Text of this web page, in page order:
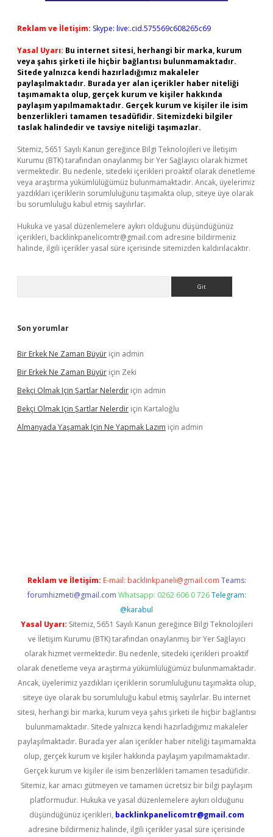
Reklam ve İletişim: Skype: live:.cid.575569c608265c69
Yasal Uyarı: Bu internet sitesi, herhangi bir marka, kurum
veya şahıs şirketi ile hiçbir bağlantısı bulunmamaktadır.
Sitede yalnızca kendi hazırladığımız makaleler
paylaşılmaktadır. Burada yer alan içerikler haber niteliği
taşımamakta olup, gerçek kurum ve kişiler hakkında
paylaşım yapılmamaktadır. Gerçek kurum ve kişiler ile isim
benzerlikleri tamamen tesadüfidir. Sitemizdeki bilgiler
taslak halindedir ve tavsiye niteliği taşımazlar.
Sitemiz, 5651 Sayılı Kanun gereğince Bilgi Teknolojileri ve İletişim
Kurumu (BTK) tarafından onaylanmış bir Yer Sağlayıcı olarak hizmet
vermektedir. Bu nedenle, sitedeki içerikleri proaktif olarak denetleme
veya araştırma yükümlülüğümüz bulunmamaktadır. Ancak, üyelerimiz
yazdıkları içeriklerin sorumluluğunu taşımakta olup, siteye üye olarak
bu sorumluluğu kabul etmiş sayılırlar.
Hukuka ve yasal düzenlemelere aykırı olduğunu düşündüğünüz
içerikleri, backlinkpanelicomtr@gmail.com adresine bildirmeniz
halinde, ilgili içerikler yasal süre içerisinde sitemizden kaldırılacaktır.
Son yorumlar
Bir Erkek Ne Zaman Büyür için admin
Bir Erkek Ne Zaman Büyür için Zeki
Bekçi Olmak Için Şartlar Nelerdir için admin
Bekçi Olmak Için Şartlar Nelerdir için Kartaloğlu
Almanyada Yaşamak Için Ne Yapmak Lazım için admin
Reklam ve İletişim: E-mail: backlinkpaneli@gmail.com Teams:
forumhizmeti@gmail.com Whatsapp: 0262 606 0 726 Telegram:
@karabul
Yasal Uyarı: Sitemiz, 5651 Sayılı Kanun gereğince Bilgi Teknolojileri
ve İletişim Kurumu (BTK) tarafından onaylanmış bir Yer Sağlayıcı
olarak hizmet vermektedir. Bu nedenle, sitedeki içerikleri proaktif
olarak denetleme veya araştırma yükümlülüğümüz bulunmamaktadır.
Ancak, üyelerimiz yazdıkları içeriklerin sorumluluğunu taşımakta olup,
siteye üye olarak bu sorumluluğu kabul etmiş sayılırlar. Bu internet
sitesi, herhangi bir marka, kurum veya şahıs şirketi ile hiçbir bağlantısı
bulunmamaktadır. Sitede yalnızca kendi hazırladığımız makaleler
paylaşılmaktadır. Burada yer alan içerikler haber niteliği taşımamakta
olup, gerçek kurum ve kişiler hakkında paylaşım yapılmamaktadır.
Gerçek kurum ve kişiler ile isim benzerlikleri tamamen tesadüfidir.
Sitemiz, kar amacı gütmeyen ve tamamen ücretsiz bir bilgi paylaşım
platformudur. Hukuka ve yasal düzenlemelere aykırı olduğunu
düşündüğünüz içerikleri, backlinkpanelicomtr@gmail.com
adresine bildirmeniz halinde, ilgili içerikler yasal süre içerisinde